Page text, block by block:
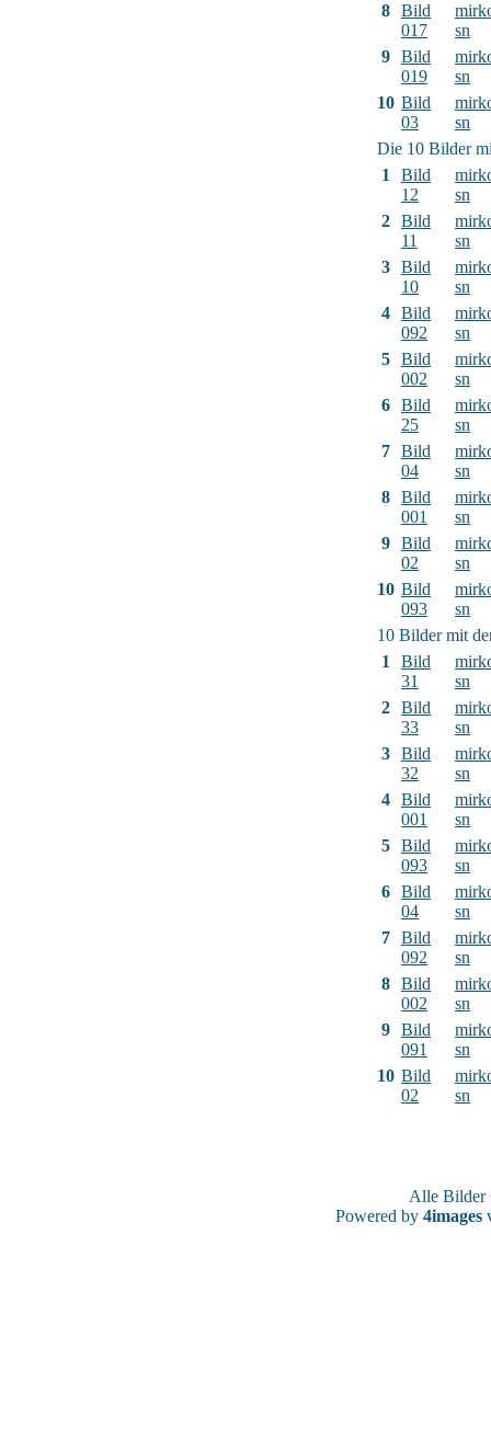
8 Bild
017
sn
9 Bild
019
sn
10 Bild
03
sn
Die 10 Bilder
1
Bild
12
sn
2 Bild
11
sn
3 Bild
10
sn
4 Bild
092
sn
5 Bild
002
sn
6 Bild
25
sn
7 Bild
04
sn
8 Bild
001
sn
9 Bild
02
sn
10 Bild
093
sn
10 Bilder mit
1
Bild
31
sn
2 Bild
33
sn
3 Bild
32
sn
4 Bild
001
sn
5 Bild
093
sn
6 Bild
04
sn
7 Bild
092
sn
8 Bild
002
sn
9 Bild
091
sn
10 Bild
02
sn
Alle
Powered by 4images